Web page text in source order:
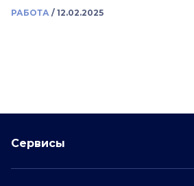
РАБОТА / 12.02.2025
Сервисы